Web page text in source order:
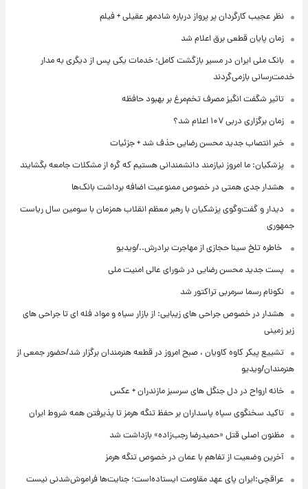
نظر عجیب کارگردان پر پرواز درباره شادمهر عقیلی + فیلم
زمان پایان قطعی برق اعلام شد
بانک ملی ایران در مسیر بازگشت کامل؛ خدمات یکی پس از دیگری به مدار
خدمت‌رسانی بازمی‌گردند
تاثیر شگفت انگیز مصرف تخم‌مرغ بر بهبود حافظه
زمان برگزاری دربی ۱۰۷ اعلام شد؟
خبر انتصاب جدید محسن رضایی حذف شد + جزئیات
پزشکیان: ما امروز نیازمند دانشمندانی هستیم که گره از مشکلات جامعه بگشایند
هشدار جدی همتی در خصوص ممنوعیت اضافه ‌برداشت بانک‌ها
دیدار و گفت‌وگوی پزشکیان با رهبر معظم انقلاب همزمان با سومین سال ریاست
جمهوری
⁨ خاطره تلخ سینا حجازی از مهاجرت برادرش../ویدیو
پست جدید محسن رضایی در شورای عالی امنیت ملی
نکونام رسما سرمربی تراکتور شد
هشدار در خصوص جراحی های زیبایی: از بازار سیاه و مواد فله ای تا جراحی های
زیر زمینی
تشییع پیکر کاوه کاویان ، صبح امروز در قطعه هنرمندان برگزار شد/حضور جمعی از
هنرمندان/ویدیو
خانه ارواح در دل جنگل های سرسبز مازندران + عکس
تاکید سخنگوی سپاه پاسداران بر حفظ تنگه هرمز تا پذیرفتن همه شروط ایران
مظنون اصلی قتل «حمیدرضا رجب‌زاده» بازداشت شد
آخرین وضعیت از تفاهم با عمان در خصوص تنگه هرمز
عراقچی:ایران پای عهد مقاومت ایستاده‌است؛ جنایت‌ها فراموش‌شدنی نیست